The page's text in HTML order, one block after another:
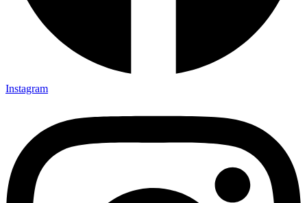
Instagram